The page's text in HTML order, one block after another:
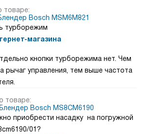
товаре:
Bosch MSM6M821
турборежим
магазина
кнопки турборежима нет. Чем
рычаг управления, тем выше частота
о товаре:
Блендер Bosch MS8CM6190
приобрести насадку на погружной
01?